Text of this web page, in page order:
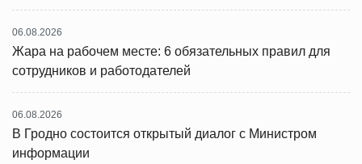
06.08.2026
Жара на рабочем месте: 6 обязательных правил для
сотрудников и работодателей
06.08.2026
В Гродно состоится открытый диалог с Министром
информации